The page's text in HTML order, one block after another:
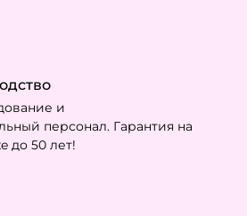
и
персонал. Гарантия на
до 50 лет!